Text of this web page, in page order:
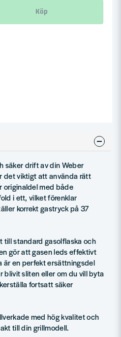
Köp
säker drift av din Weber
det viktigt att använda rätt
originaldel med både
i ett, vilket förenklar
korrekt gastryck på 37
till standard gasolflaska och
gör att gasen leds effektivt
är en perfekt ersättningsdel
blivit sliten eller om du vill byta
fortsatt säker
med hög kvalitet och
till din grillmodell.